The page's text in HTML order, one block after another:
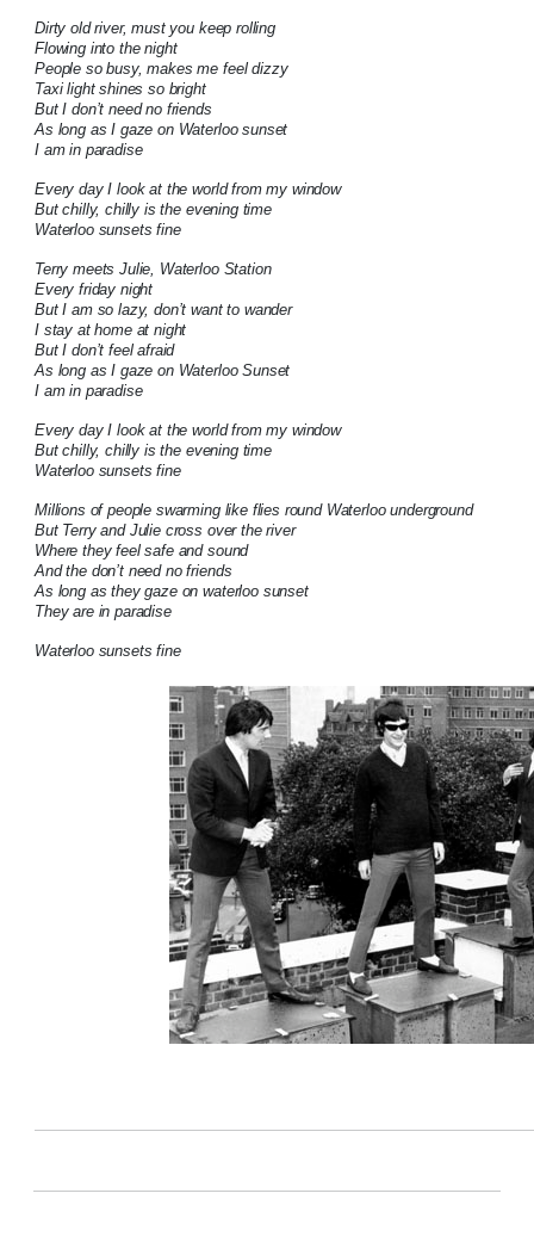
Dirty old river, must you keep rolling
Flowing into the night
People so busy, makes me feel dizzy
Taxi light shines so bright
But I don’t need no friends
As long as I gaze on Waterloo sunset
I am in paradise
Every day I look at the world from my window
But chilly, chilly is the evening time
Waterloo sunsets fine
Terry meets Julie, Waterloo Station
Every friday night
But I am so lazy, don’t want to wander
I stay at home at night
But I don’t feel afraid
As long as I gaze on Waterloo Sunset
I am in paradise
Every day I look at the world from my window
But chilly, chilly is the evening time
Waterloo sunsets fine
Millions of people swarming like flies round Waterloo underground
But Terry and Julie cross over the river
Where they feel safe and sound
And the don’t need no friends
As long as they gaze on waterloo sunset
They are in paradise
Waterloo sunsets fine